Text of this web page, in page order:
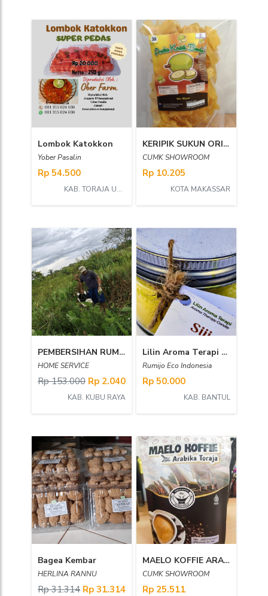
Lombok Katokkon
Yober Pasalin
Rp 54.500
KAB. TORAJA UTARA
KERIPIK SUKUN ORIGINAL (SHOWROOM)
CUMK SHOWROOM
Rp 10.205
KOTA MAKASSAR
PEMBERSIHAN RUMPUT
HOME SERVICE
Rp 153.000 Rp 2.040
KAB. KUBU RAYA
Lilin Aroma Terapi Siji
Rumijo Eco Indonesia
Rp 50.000
KAB. BANTUL
Bagea Kembar
HERLINA RANNU
Rp 31.314 Rp 31.314
MAELO KOFFIE ARABIKA
CUMK SHOWROOM
Rp 25.511